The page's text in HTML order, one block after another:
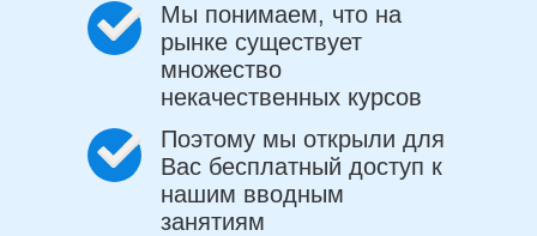
Поэтому мы открыли для
Вас бесплатный доступ к
нашим вводным
занятиям
Мы понимаем, что на
рынке существует
множество
некачественных курсов